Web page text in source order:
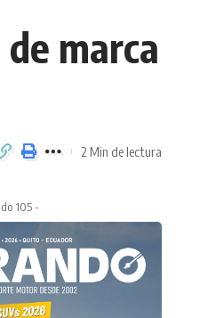
marca
2 Min de lectura
105 -